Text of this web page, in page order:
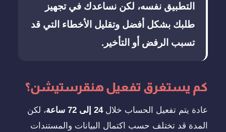
التطبيق نفسه، لكن نساعدك في تجهيز
طلبك بشكل أفضل وتقليل الأخطاء التي قد
تسبب الرفض أو التأخير.
كم يستغرق تفعيل هنقرستيشن؟
عادة يتم تفعيل الحساب خلال24 إلى 72 ساعة
، لكن
المدة قد تختلف حسب اكتمال البيانات والمستندات